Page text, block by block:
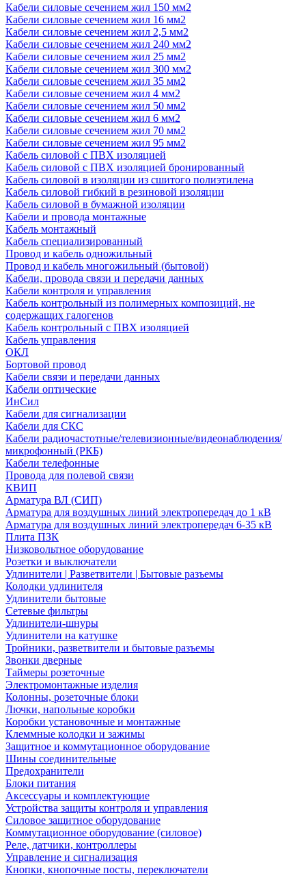
Кабели силовые сечением жил 150 мм2
Кабели силовые сечением жил 16 мм2
Кабели силовые сечением жил 2,5 мм2
Кабели силовые сечением жил 240 мм2
Кабели силовые сечением жил 25 мм2
Кабели силовые сечением жил 300 мм2
Кабели силовые сечением жил 35 мм2
Кабели силовые сечением жил 4 мм2
Кабели силовые сечением жил 50 мм2
Кабели силовые сечением жил 6 мм2
Кабели силовые сечением жил 70 мм2
Кабели силовые сечением жил 95 мм2
Кабель силовой с ПВХ изоляцией
Кабель силовой с ПВХ изоляцией бронированный
Кабель силовой в изоляции из сшитого полиэтилена
Кабель силовой гибкий в резиновой изоляции
Кабель силовой в бумажной изоляции
Кабели и провода монтажные
Кабель монтажный
Кабель специализированный
Провод и кабель одножильный
Провод и кабель многожильный (бытовой)
Кабели, провода связи и передачи данных
Кабели контроля и управления
Кабель контрольный из полимерных композиций, не
содержащих галогенов
Кабель контрольный с ПВХ изоляцией
Кабель управления
ОКЛ
Бортовой провод
Кабели связи и передачи данных
Кабели оптические
ИнСил
Кабели для сигнализации
Кабели для СКС
Кабели радиочастотные/телевизионные/видеонаблюдения/
микрофонный (РКБ)
Кабели телефонные
Провода для полевой связи
КВИП
Арматура ВЛ (СИП)
Арматура для воздушных линий электропередач до 1 кВ
Арматура для воздушных линий электропередач 6-35 кВ
Плита ПЗК
Низковольтное оборудование
Розетки и выключатели
Удлинители | Разветвители | Бытовые разъемы
Колодки удлинителя
Удлинители бытовые
Сетевые фильтры
Удлинители-шнуры
Удлинители на катушке
Тройники, разветвители и бытовые разъемы
Звонки дверные
Таймеры розеточные
Электромонтажные изделия
Колонны, розеточные блоки
Лючки, напольные коробки
Коробки установочные и монтажные
Клеммные колодки и зажимы
Защитное и коммутационное оборудование
Шины соединительные
Предохранители
Блоки питания
Аксессуары и комплектующие
Устройства защиты контроля и управления
Силовое защитное оборудование
Коммутационное оборудование (силовое)
Реле, датчики, контроллеры
Управление и сигнализация
Кнопки, кнопочные посты, переключатели